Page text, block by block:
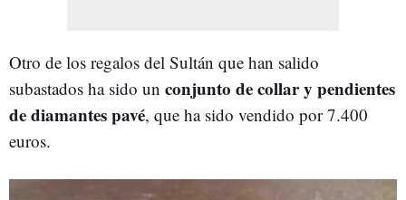
Otro de los regalos del Sultán que han salido
subastados ha sido un conjunto de collar y pendientes
de diamantes pavé, que ha sido vendido por 7.400
euros.